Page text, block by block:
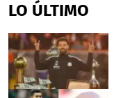
LO ÚLTIMO